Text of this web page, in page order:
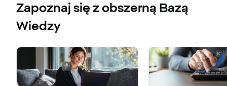
Zapoznaj się z obszerną Bazą
Wiedzy